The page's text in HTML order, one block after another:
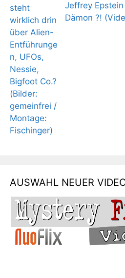
Jeffrey
Dämon ?!
AUSWAHL NEUER